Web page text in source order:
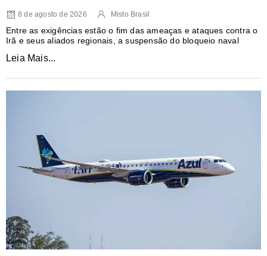
8 de agosto de 2026 Misto Brasil
Entre as exigências estão o fim das ameaças e ataques contra o
Irã e seus aliados regionais, a suspensão do bloqueio naval
Leia Mais...